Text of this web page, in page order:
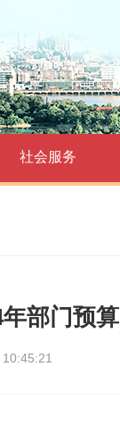
社会服务
部门预算